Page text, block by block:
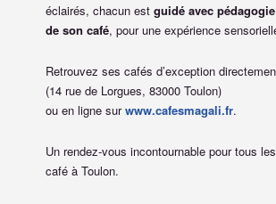
éclairés, chacun est guidé avec
de son café, pour une expérience
Retrouvez ses cafés d’exception
(14 rue de Lorgues, 83000 Toulon)
ou en ligne surwww.cafesmagali.fr.
Un rendez-vous incontournable pour tous
café à Toulon.